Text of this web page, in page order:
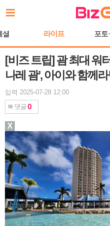
문
로
기
셜 라이프 포토
[비즈 트립] 괌 최대 워
나레 괌’, 아이와 함께
입력 2025-07-28 12:00
댓글 0
X